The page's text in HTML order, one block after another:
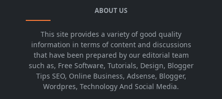
ABOUT US
This site provides a variety of good quality
information in terms of content and discussions
that have been prepared by our editorial team
such as, Free Software, Tutorials, Design, Blogger
Tips SEO, Online Business, Adsense, Blogger,
Wordpres, Technology And Social Media.